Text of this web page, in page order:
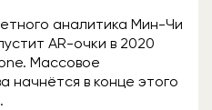
аналитика Мин-Чи
AR-очки в 2020
Массовое
начнётся в конце этого